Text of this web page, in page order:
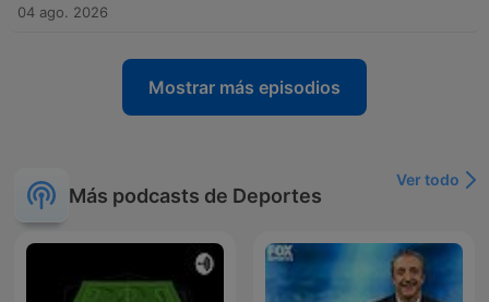
04 ago. 2026
Mostrar más episodios
Más podcasts de Deportes
Ver todo